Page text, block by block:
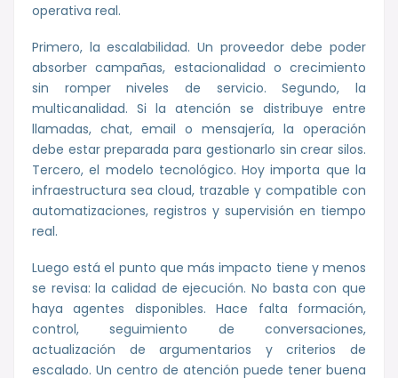
operativa real.
Primero, la escalabilidad. Un proveedor debe poder
absorber campañas, estacionalidad o crecimiento
sin romper niveles de servicio. Segundo, la
multicanalidad. Si la atención se distribuye entre
llamadas, chat, email o mensajería, la operación
debe estar preparada para gestionarlo sin crear silos.
Tercero, el modelo tecnológico. Hoy importa que la
infraestructura sea cloud, trazable y compatible con
automatizaciones, registros y supervisión en tiempo
real.
Luego está el punto que más impacto tiene y menos
se revisa: la calidad de ejecución. No basta con que
haya agentes disponibles. Hace falta formación,
control, seguimiento de conversaciones,
actualización de argumentarios y criterios de
escalado. Un centro de atención puede tener buena